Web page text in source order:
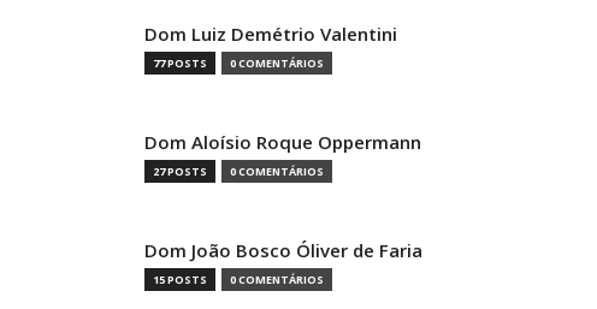
Dom Luiz Demétrio Valentini
77 POSTS 0 COMENTÁRIOS
Dom Aloísio Roque Oppermann
27 POSTS 0 COMENTÁRIOS
Dom João Bosco Óliver de Faria
15 POSTS 0 COMENTÁRIOS